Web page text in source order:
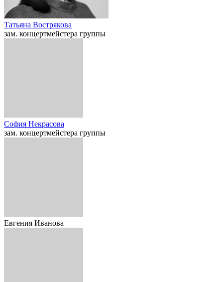
Татьяна Вострякова
зам. концертмейстера группы
София Некрасова
зам. концертмейстера группы
Евгения Иванова